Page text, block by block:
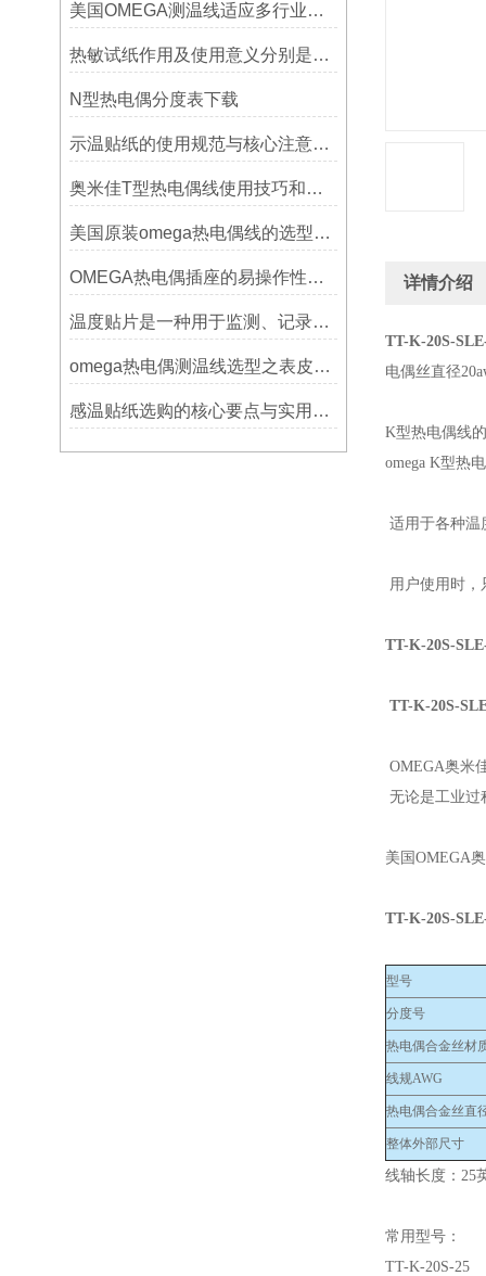
美国OMEGA测温线适应多行业需求
热敏试纸作用及使用意义分别是什么？
N型热电偶分度表下载
示温贴纸的使用规范与核心注意事项解读
奥米佳T型热电偶线使用技巧和选择方法
美国原装omega热电偶线的选型指标
OMEGA热电偶插座的易操作性探讨
温度贴片是一种用于监测、记录或指示温度变化的工具
omega热电偶测温线选型之表皮绝缘耐温
感温贴纸选购的核心要点与实用建议
详情介绍
TT-K-20S-
电偶丝直径
K型热电偶线
omega K型热
适用于各种温
用户使用时
TT-K-20S-
TT-K-20S-
OMEGA奥米
无论是工业过
美国OMEGA
TT-K-20S-
型号
分度号
热电偶合金丝材
线规AWG
热电偶合金丝直
整体外部尺寸
线轴长度：25
常用型号：
TT-K-20S-25